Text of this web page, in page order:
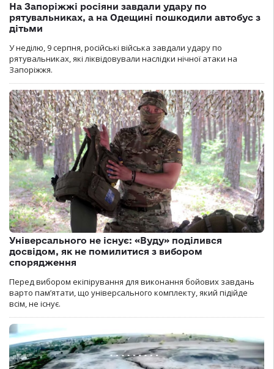
На Запоріжжі росіяни завдали удару по
рятувальниках, а на Одещині пошкодили автобус з
дітьми
У неділю, 9 серпня, російські війська завдали удару по
рятувальниках, які ліквідовували наслідки нічної атаки на
Запоріжжя.
Універсального не існує: «Вуду» поділився
досвідом, як не помилитися з вибором
спорядження
Перед вибором екіпірування для виконання бойових завдань
варто пам’ятати, що універсального комплекту, який підійде
всім, не існує.